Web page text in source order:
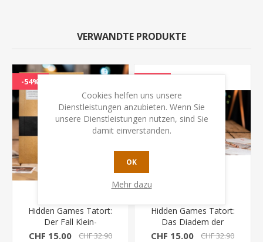
VERWANDTE PRODUKTE
-54%
Hidden Games Tatort:
Der Fall Klein-
Borstelheim 1.Fall
CHF 15.00 CHF 32.90
Hidden Games Tatort:
Das Diadem der
Madonna 2.Fall
CHF 15.00 CHF 32.90
Cookies helfen uns unsere
Dienstleistungen anzubieten. Wenn Sie
unsere Dienstleistungen nutzen, sind Sie
damit einverstanden.
OK
Mehr dazu